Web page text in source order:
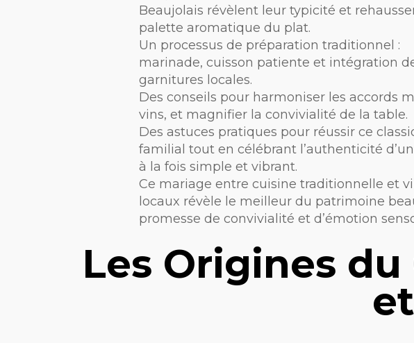
Beaujolais révèlent leur typicité et
palette aromatique du plat.
Un processus de préparation traditionnel :
marinade, cuisson patiente et intégration
garnitures locales.
Des conseils pour harmoniser les accords
vins, et magnifier la convivialité de la table.
Des astuces pratiques pour réussir ce
familial tout en célébrant l’authenticité
à la fois simple et vibrant.
Ce mariage entre cuisine traditionnelle et
locaux révèle le meilleur du patrimoine
promesse de convivialité et d’émotion
Les Origines